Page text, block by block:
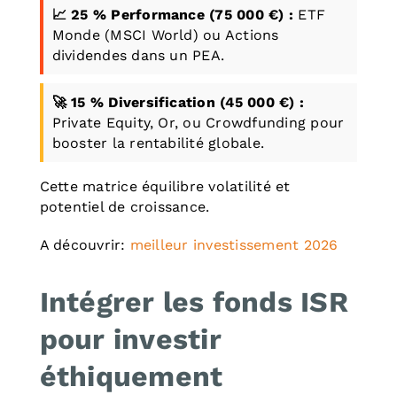
📈 25 % Performance (75 000 €) : ETF
Monde (MSCI World) ou Actions
dividendes dans un PEA.
🚀 15 % Diversification (45 000 €) :
Private Equity, Or, ou Crowdfunding pour
booster la rentabilité globale.
Cette matrice équilibre volatilité et
potentiel de croissance.
A découvrir: meilleur investissement 2026
Intégrer les fonds ISR
pour investir
éthiquement